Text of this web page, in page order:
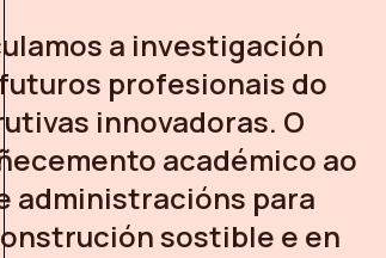
a investigación
profesionais do
innovadoras. O
académico ao
administracións para
sostible e en